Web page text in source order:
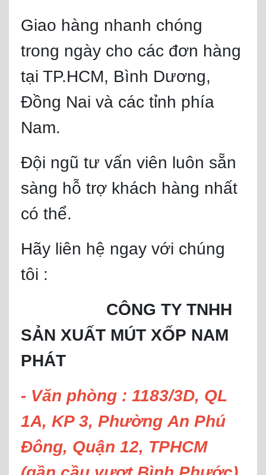
Giao hàng nhanh chóng
trong ngày cho các đơn hàng
tại TP.HCM, Bình Dương,
Đồng Nai và các tỉnh phía
Nam.
Đội ngũ tư vấn viên luôn sẵn
sàng hỗ trợ khách hàng nhất
có thể.
Hãy liên hệ ngay với chúng
tôi :
CÔNG TY TNHH
SẢN XUẤT MÚT XỐP NAM
PHÁT
- Văn phòng : 1183/3D, QL
1A, KP 3, Phường An Phú
Đông, Quận 12, TPHCM